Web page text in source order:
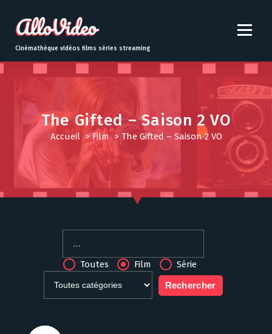
t
o
Cinémathèque vidéos films séries streaming
The Gifted – Saison 2 VO
Accueil>Film>The Gifted – Saison 2 VO
Toutes Film Série